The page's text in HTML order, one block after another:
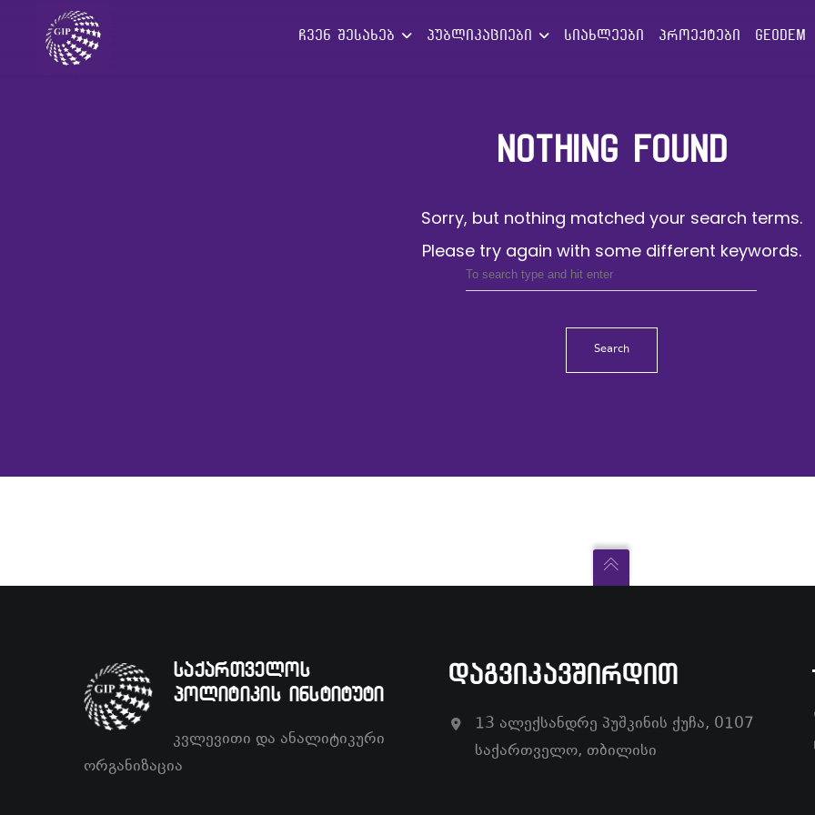
ჩვენ შესახებ პუბლიკაციები სიახლეები პროექტები GEODEM
NOTHING FOUND
Sorry, but nothing matched your search terms.
Please try again with some different keywords.
Search
საქართველოს
პოლიტიკის ინსტიტუტი
კვლევითი და ანალიტიკური
ორგანიზაცია
ᲓᲐᲒᲕᲘᲙᲐᲕᲨᲘᲠᲓᲘᲗ
13 ალექსანდრე პუშკინის ქუჩა, 0107
საქართველო, თბილისი